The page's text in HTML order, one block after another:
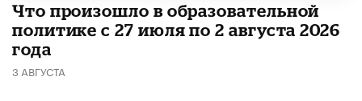
​Что произошло в образовательной
политике с 27 июля по 2 августа 2026
года
3 АВГУСТА